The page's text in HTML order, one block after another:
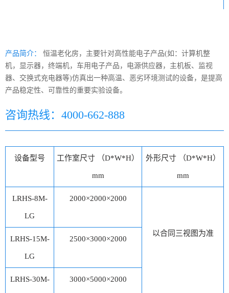
产品简介：
恒温老化房，主要针对高性能电子产品(如：计算机整
机，显示器，终端机，车用电子产品，电源供应器，主机板、监视
器、交换式充电器等)仿真出一种高温、恶劣环境测试的设备，是提高
产品稳定性、可靠性的重要实验设备。
咨询热线：4000-662-888
设备型号 工作室尺寸 （D*W*H）
mm
外形尺寸 （D*W*H）
mm
LRHS-8M-
LG
2000×2000×2000
以合同三视图为准
LRHS-15M-
LG
2500×3000×2000
LRHS-30M- 3000×5000×2000